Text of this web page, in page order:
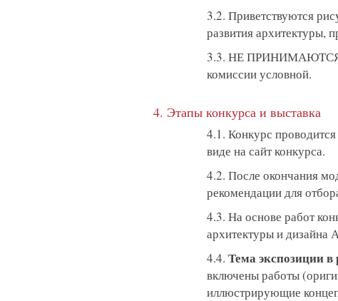
3.2. Приветствуются
развития архитектуры,
3.3. НЕ ПРИНИМАЮТСЯ:
комиссии условной.
4. Этапы конкурса и выставка
4.1. Конкурс
виде на сайт конкурса.
4.2. После окончания
рекомендации для
4.3. На основе работ
архитектуры и
4.4. Тема экспозиции
включены работы
иллюстрирующие